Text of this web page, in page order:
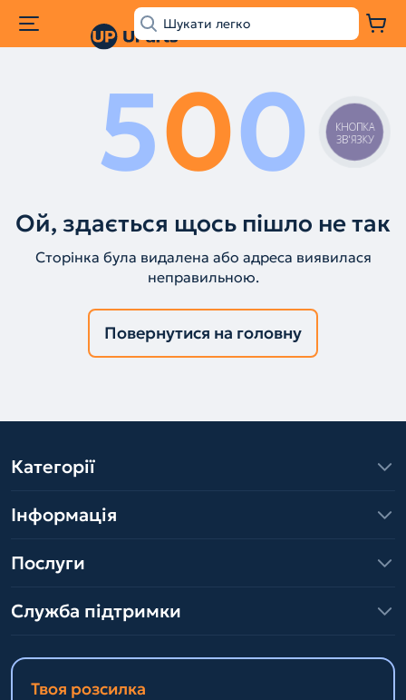
500
Ой, здається щось пішло не так
Сторінка була видалена або адреса виявилася
неправильною.
Повернутися на головну
Категорії
Інформація
Послуги
Служба підтримки
Твоя розсилка
КНОПКА
ЗВ'ЯЗКУ